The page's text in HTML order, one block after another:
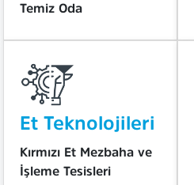
Temiz Oda
Et Teknolojileri
Kırmızı Et Mezbaha ve
İşleme Tesisleri